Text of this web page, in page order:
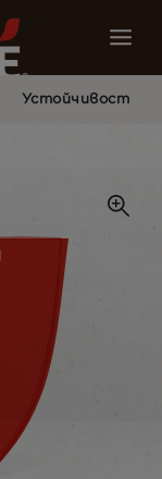
Устойчивост